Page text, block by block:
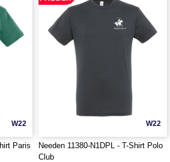
W22
Paris
W22
Needen 11380-N1DPL - T-Shirt Polo
Club